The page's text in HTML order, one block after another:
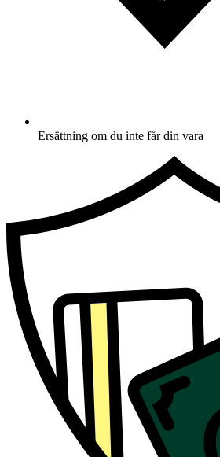
Ersättning om du inte får din vara